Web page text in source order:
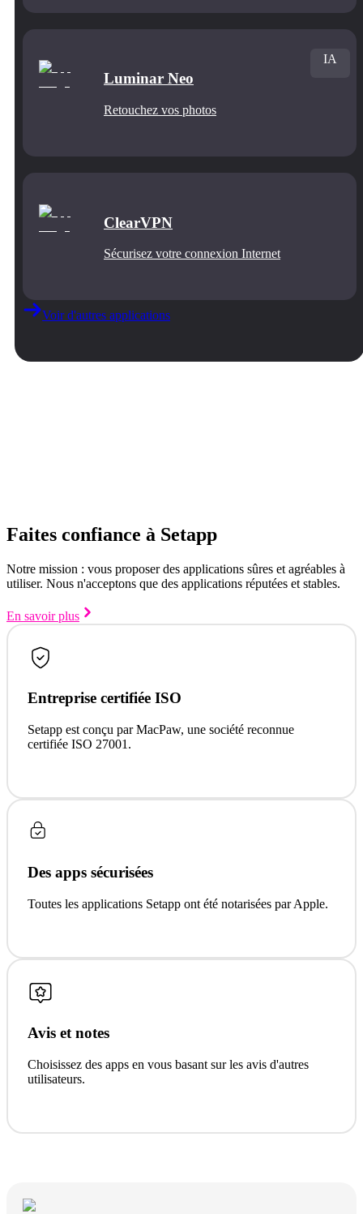
Luminar Neo
Retouchez vos photos
IA
ClearVPN
Sécurisez votre connexion Internet
Voir d'autres applications
Faites confiance à Setapp
Notre mission : vous proposer des applications sûres et agréables à
utiliser. Nous n'acceptons que des applications réputées et stables.
En savoir plus
Entreprise certifiée ISO
Setapp est conçu par MacPaw, une société reconnue
certifiée ISO 27001.
Des apps sécurisées
Toutes les applications Setapp ont été notarisées par Apple.
Avis et notes
Choisissez des apps en vous basant sur les avis d'autres
utilisateurs.